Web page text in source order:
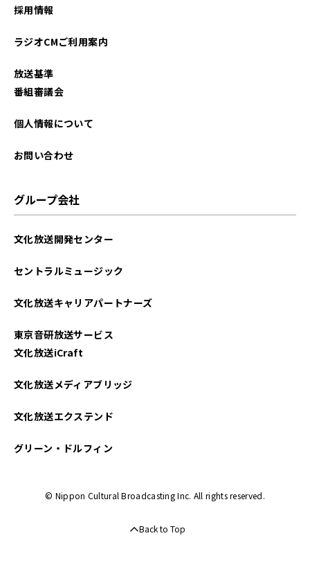
2021年07月
採用情報
ラジオCMご利用案内
放送基準
番組審議会
個人情報について
お問い合わせ
グループ会社
文化放送開発センター
セントラルミュージック
文化放送キャリアパートナーズ
東京音研放送サービス
文化放送iCraft
文化放送メディアブリッジ
文化放送エクステンド
グリーン・ドルフィン
© Nippon Cultural Broadcasting Inc. All rights reserved.
Back to Top